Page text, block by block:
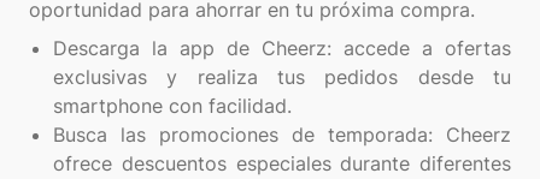
Descarga la app de Cheerz: accede a ofertas
exclusivas y realiza tus pedidos desde tu
smartphone con facilidad.
Busca las promociones de temporada: Cheerz
ofrece descuentos especiales durante diferentes